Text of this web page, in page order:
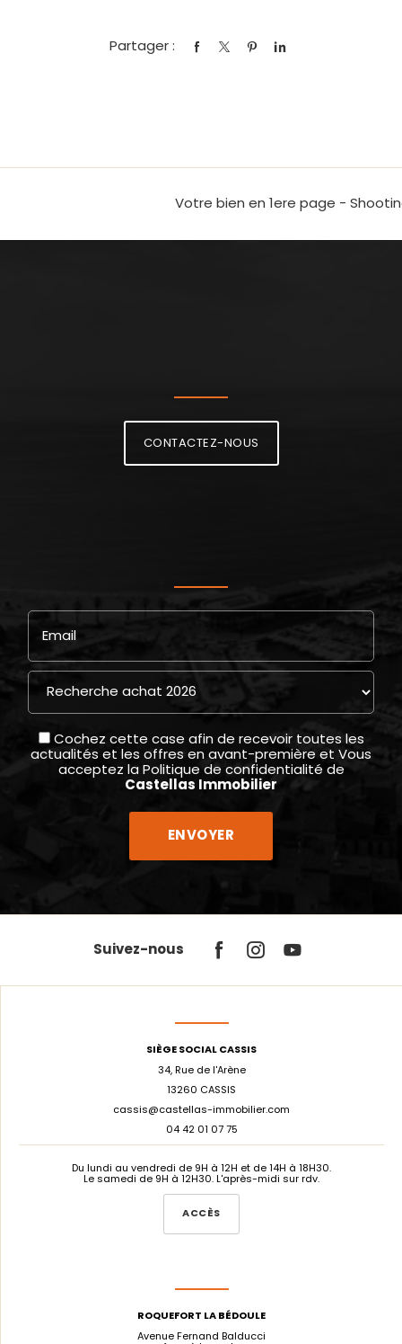
Partager :
CONTACTEZ-NOUS
Email
Cochez cette case afin de recevoir toutes les
actualités et les offres en avant-première et Vous
acceptez laPolitique de confidentialité de
Castellas Immobilier
Suivez-nous
SIÈGE SOCIAL CASSIS
34, Rue de l'Arène
13260 CASSIS
cassis@castellas-immobilier.com
04 42 01 07 75
Du lundi au vendredi de 9H à 12H et de 14H à 18H30.
Le samedi de 9H à 12H30. L'après-midi sur rdv.
ACCÈS
ROQUEFORT LA BÉDOULE
Avenue Fernand Balducci